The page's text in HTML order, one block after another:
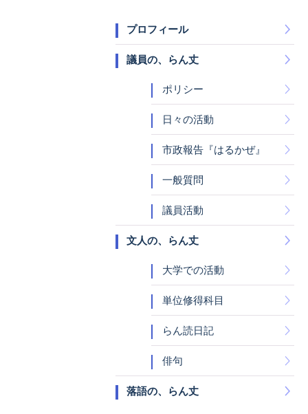
プロフィール
議員の、らん丈
ポリシー
日々の活動
市政報告『はるかぜ』
一般質問
議員活動
文人の、らん丈
大学での活動
単位修得科目
らん読日記
俳句
落語の、らん丈